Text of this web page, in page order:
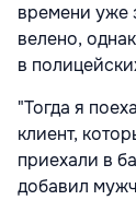
времени уже
велено,
в
"Тогда я
клиент,
приехали в
добавил